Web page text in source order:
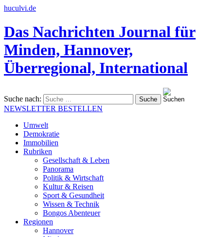
huculvi.de
Das Nachrichten Journal für
Minden, Hannover,
Überregional, International
Suche nach:
NEWSLETTER BESTELLEN
Umwelt
Demokratie
Immobilien
Rubriken
Gesellschaft & Leben
Panorama
Politik & Wirtschaft
Kultur & Reisen
Sport & Gesundheit
Wissen & Technik
Bongos Abenteuer
Regionen
Hannover